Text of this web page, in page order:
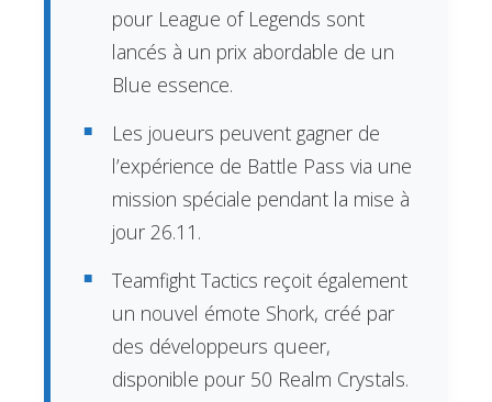
pour League of Legends sont
lancés à un prix abordable de un
Blue essence.
Les joueurs peuvent gagner de
l’expérience de Battle Pass via une
mission spéciale pendant la mise à
jour 26.11.
Teamfight Tactics reçoit également
un nouvel émote Shork, créé par
des développeurs queer,
disponible pour 50 Realm Crystals.